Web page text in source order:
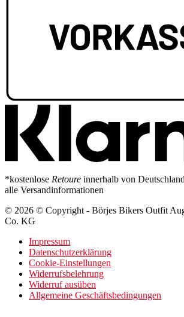
*kostenlose Retoure innerhalb von
alle Versandinformationen
© 2026 © Copyright - Börjes Bikers Outfit
Co. KG
Impressum
Datenschutzerklärung
Cookie-Einstellungen
Widerrufsbelehrung
Widerruf ausüben
Allgemeine Geschäftsbedingungen